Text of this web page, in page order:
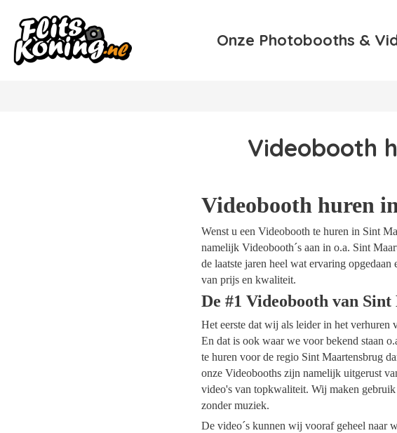
Onze Photobooths &
Videobooth
Videobooth huren
Wenst u een Videobooth te huren in Sint
namelijk Videobooth´s aan in o.a. Sint
de laatste jaren heel wat ervaring
van prijs en kwaliteit.
De #1 Videobooth van
Het eerste dat wij als leider in het
En dat is ook waar we voor bekend staan
te huren voor de regio Sint Maartensbrug
onze Videobooths zijn namelijk uitgerust
video's van topkwaliteit. Wij maken
zonder muziek.
De video´s kunnen wij vooraf geheel naar